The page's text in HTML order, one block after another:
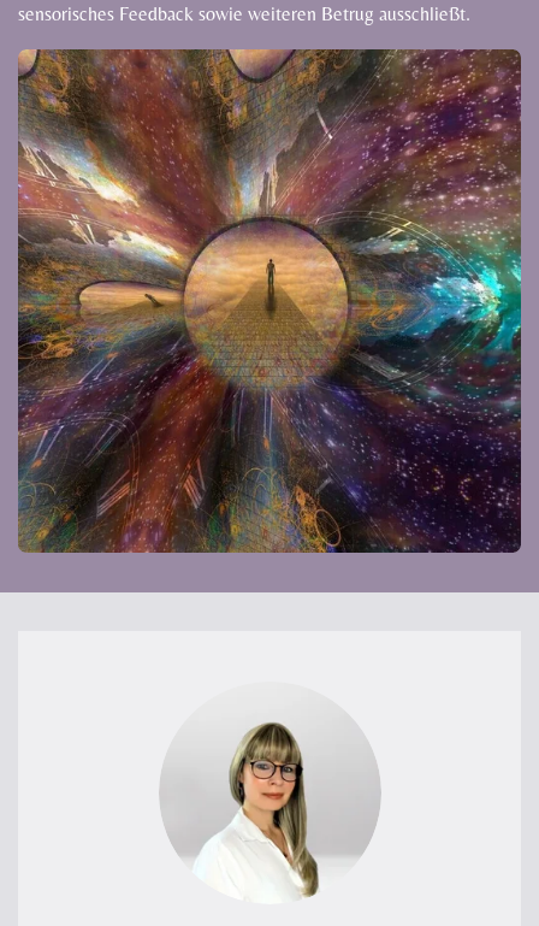
sensorisches Feedback sowie weiteren Betrug ausschließt.